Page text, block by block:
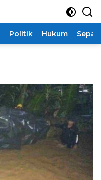
Politik Hukum